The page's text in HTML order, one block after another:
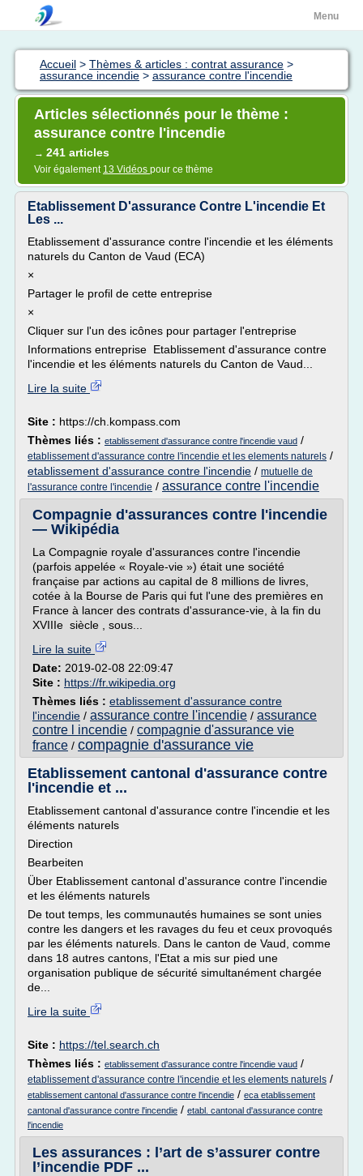
Menu
Accueil > Thèmes & articles : contrat assurance >
assurance incendie > assurance contre l'incendie
Articles sélectionnés pour le thème :
assurance contre l'incendie
→ 241 articles
Voir également 13 Vidéos pour ce thème
Etablissement D'assurance Contre L'incendie Et
Les ...
Etablissement d'assurance contre l'incendie et les éléments
naturels du Canton de Vaud (ECA)
×
Partager le profil de cette entreprise
×
Cliquer sur l'un des icônes pour partager l'entreprise
Informations entreprise Etablissement d'assurance contre
l'incendie et les éléments naturels du Canton de Vaud...
Lire la suite
Site : https://ch.kompass.com
Thèmes liés : etablissement d'assurance contre l'incendie vaud /
etablissement d'assurance contre l'incendie et les elements naturels /
etablissement d'assurance contre l'incendie / mutuelle de
l'assurance contre l'incendie / assurance contre l'incendie
Compagnie d'assurances contre l'incendie
— Wikipédia
La Compagnie royale d'assurances contre l'incendie
(parfois appelée « Royale-vie ») était une société
française par actions au capital de 8 millions de livres,
cotée à la Bourse de Paris qui fut l'une des premières en
France à lancer des contrats d'assurance-vie, à la fin du
XVIIIe siècle , sous...
Lire la suite
Date: 2019-02-08 22:09:47
Site : https://fr.wikipedia.org
Thèmes liés : etablissement d'assurance contre
l'incendie / assurance contre l'incendie / assurance
contre l incendie / compagnie d'assurance vie
france / compagnie d'assurance vie
Etablissement cantonal d'assurance contre
l'incendie et ...
Etablissement cantonal d'assurance contre l'incendie et les
éléments naturels
Direction
Bearbeiten
Über Etablissement cantonal d'assurance contre l'incendie
et les éléments naturels
De tout temps, les communautés humaines se sont unies
contre les dangers et les ravages du feu et ceux provoqués
par les éléments naturels. Dans le canton de Vaud, comme
dans 18 autres cantons, l'Etat a mis sur pied une
organisation publique de sécurité simultanément chargée
de...
Lire la suite
Site : https://tel.search.ch
Thèmes liés : etablissement d'assurance contre l'incendie vaud /
etablissement d'assurance contre l'incendie et les elements naturels /
etablissement cantonal d'assurance contre l'incendie / eca etablissement
cantonal d'assurance contre l'incendie / etabl. cantonal d'assurance contre
l'incendie
Les assurances : l’art de s’assurer contre
l’incendie PDF ...